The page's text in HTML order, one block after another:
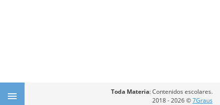
Toda Materia: Contenidos escolares.
2018 - 2026 ©7Graus